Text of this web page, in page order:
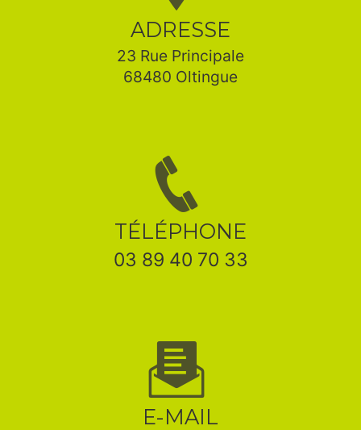
ADRESSE
23 Rue Principale
68480 Oltingue
TÉLÉPHONE
03 89 40 70 33
E-MAIL